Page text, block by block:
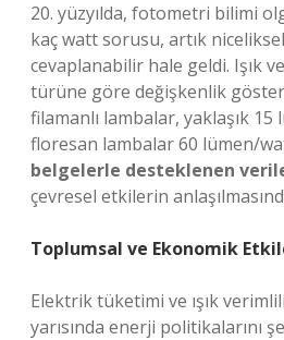
20. yüzyılda, fotometri bilimi
kaç watt sorusu, artık
cevaplanabilir hale geldi. Işık
türüne göre değişkenlik
filamanlı lambalar, yaklaşık
floresan lambalar 60 lümen/
belgelerle desteklenen
çevresel etkilerin
Toplumsal ve Ekonomik
Elektrik tüketimi ve ışık
yarısında enerji politikalarını